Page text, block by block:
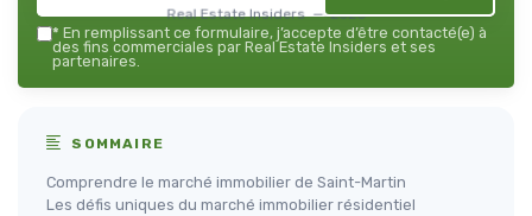
Real Estate Insiders — 2026
* En remplissant ce formulaire, j’accepte d’être contacté(e) à
des fins commerciales par Real Estate Insiders et ses
partenaires.
SOMMAIRE
Comprendre le marché immobilier de Saint-Martin
Les défis uniques du marché immobilier résidentiel